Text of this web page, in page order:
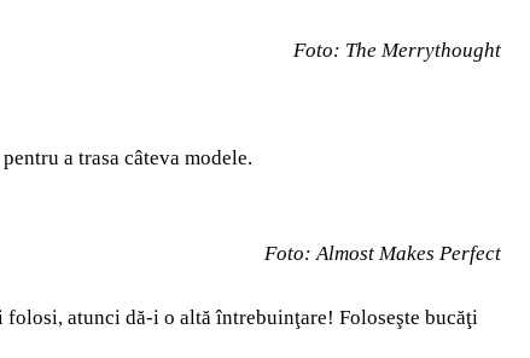
Foto: The Merrythought
a trasa câteva modele.
Foto: Almost Makes Perfect
atunci dă-i o altă întrebuinţare! Foloseşte bucăţi